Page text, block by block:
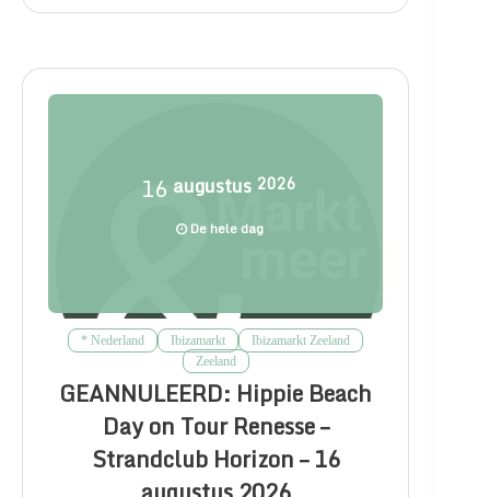
16 augustus 2026
De hele dag
* Nederland Ibizamarkt
Ibizamarkt Zeeland
Zeeland
GEANNULEERD: Hippie Beach
Day on Tour Renesse –
Strandclub Horizon – 16